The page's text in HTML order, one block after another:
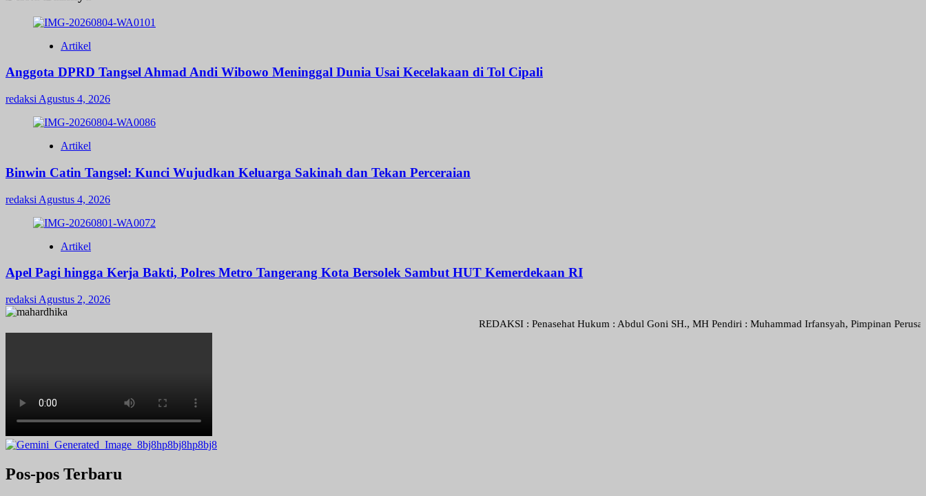
Artikel
Anggota DPRD Tangsel Ahmad Andi Wibowo Meninggal Dunia Usai Kecelakaan di Tol Cipali
redaksi Agustus 4, 2026
Artikel
Binwin Catin Tangsel: Kunci Wujudkan Keluarga Sakinah dan Tekan Perceraian
redaksi Agustus 4, 2026
Artikel
Apel Pagi hingga Kerja Bakti, Polres Metro Tangerang Kota Bersolek Sambut HUT Kemerdekaan RI
redaksi Agustus 2, 2026
REDAKSI : Penasehat Hukum : Abdul Goni SH., MH Pendiri : Muhammad Irfansyah, Pimpinan Perusahaan
Pos-pos Terbaru